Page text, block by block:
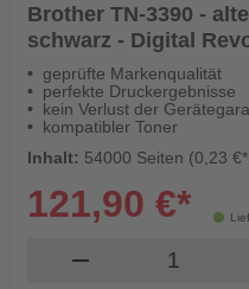
Brother TN-3390 -
schwarz - Digital
geprüfte Markenqualität
perfekte Druckergebnisse
kein Verlust der
kompatibler Toner
Inhalt: 54000 Seiten (0,23
121,90 €*
remove Produkt